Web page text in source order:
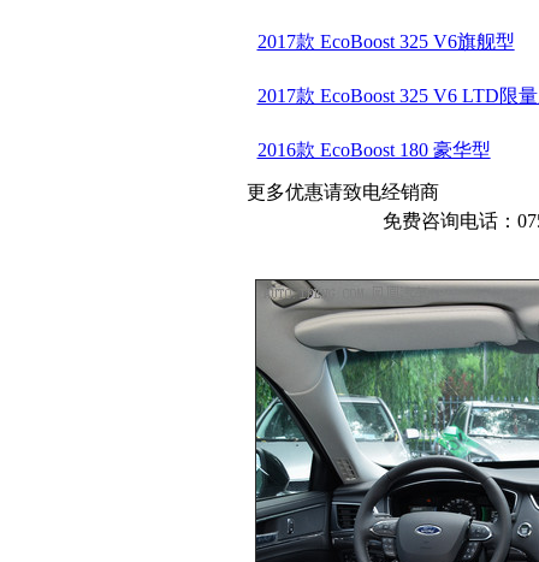
2017款 EcoBoost 325 V6旗舰型
2017款 EcoBoost 325 V6 LTD限
2016款 EcoBoost 180 豪华型
更多优惠请致电经销商
免费咨询电话：